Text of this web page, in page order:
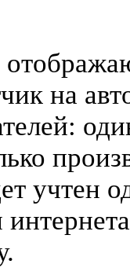
на
учтен